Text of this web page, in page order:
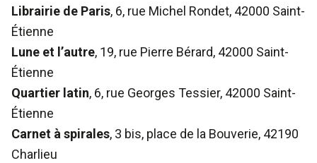
Librairie de Paris, 6, rue Michel Rondet, 42000 Saint-
Étienne
Lune et l’autre, 19, rue Pierre Bérard, 42000 Saint-
Étienne
Quartier latin, 6, rue Georges Tessier, 42000 Saint-
Étienne
Carnet à spirales, 3 bis, place de la Bouverie, 42190
Charlieu